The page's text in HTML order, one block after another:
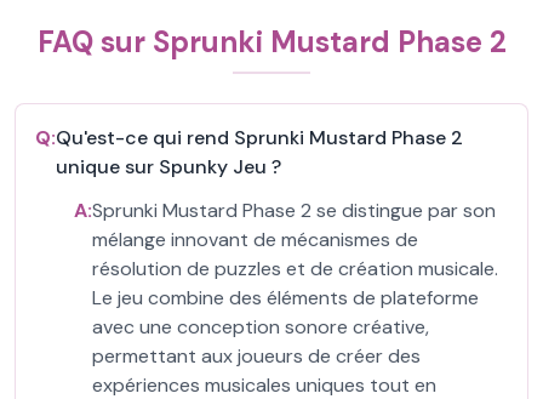
FAQ sur Sprunki Mustard Phase 2
Q:Qu'est-ce qui rend Sprunki Mustard Phase 2
unique sur Spunky Jeu ?
A:Sprunki Mustard Phase 2 se distingue par son
mélange innovant de mécanismes de
résolution de puzzles et de création musicale.
Le jeu combine des éléments de plateforme
avec une conception sonore créative,
permettant aux joueurs de créer des
expériences musicales uniques tout en